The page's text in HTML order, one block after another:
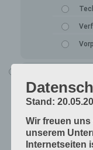
Druck
Stand:
Wir freuen uns
unserem
Internetseiten